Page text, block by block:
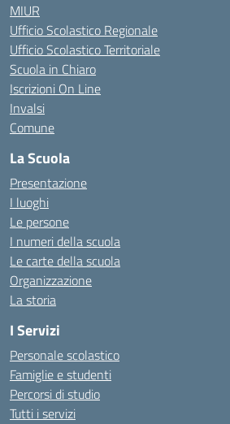
MIUR
Ufficio Scolastico Regionale
Ufficio Scolastico Territoriale
Scuola in Chiaro
Iscrizioni On Line
Invalsi
Comune
La Scuola
Presentazione
I luoghi
Le persone
I numeri della scuola
Le carte della scuola
Organizzazione
La storia
I Servizi
Personale scolastico
Famiglie e studenti
Percorsi di studio
Tutti i servizi